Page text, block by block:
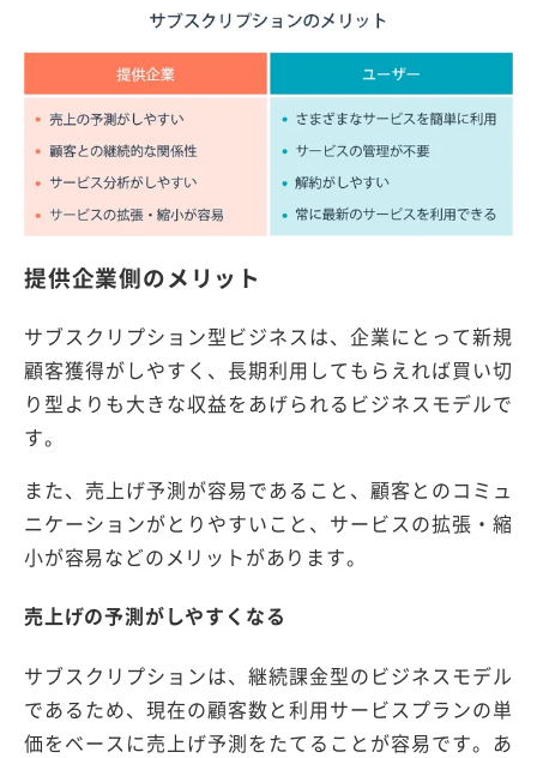
提供企業側のメリット
サブスクリプション型ビジネスは、企業にとって新規
顧客獲得がしやすく、長期利用してもらえれば買い切
り型よりも大きな収益をあげられるビジネスモデルで
す。
また、売上げ予測が容易であること、顧客とのコミュ
ニケーションがとりやすいこと、サービスの拡張・縮
小が容易などのメリットがあります。
売上げの予測がしやすくなる
サブスクリプションは、継続課金型のビジネスモデル
であるため、現在の顧客数と利用サービスプランの単
価をベースに売上げ予測をたてることが容易です。あ